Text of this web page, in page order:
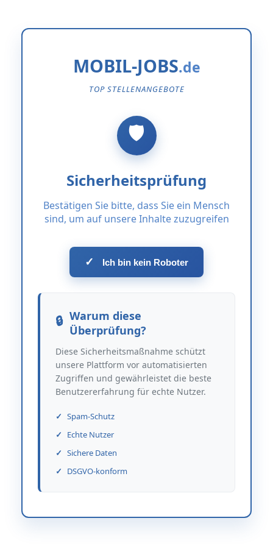
MOBIL-JOBS
TOP STELLENANGEBOTE
Sicherheitsprüfung
Bestätigen Sie bitte, dass Sie ein Mensch
sind, um auf unsere Inhalte zuzugreifen
✓ Ich bin kein Roboter
Warum diese
Überprüfung?
Diese Sicherheitsmaßnahme schützt
unsere Plattform vor automatisierten
Zugriffen und gewährleistet die beste
Benutzererfahrung für echte Nutzer.
Spam-Schutz
Echte Nutzer
Sichere Daten
DSGVO-konform